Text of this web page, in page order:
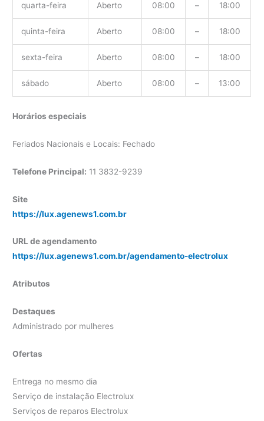
quarta-feira Aberto 08:00 – 18:00
quinta-feira Aberto 08:00 – 18:00
sexta-feira Aberto 08:00 – 18:00
sábado Aberto 08:00 – 13:00
Horários especiais
Feriados Nacionais e Locais: Fechado
Telefone Principal: 11 3832-9239
Site
https://lux.agenews1.com.br
URL de agendamento
https://lux.agenews1.com.br/agendamento-electrolux
Atributos
Destaques
Administrado por mulheres
Ofertas
Entrega no mesmo dia
Serviço de instalação Electrolux
Serviços de reparos Electrolux